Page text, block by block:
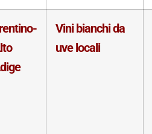
Vini bianchi da
uve locali